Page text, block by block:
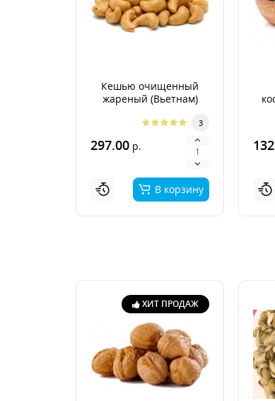
Кешью очищенный
жареный (Вьетнам)
3
297.00 р.
В корзину
ХИТ ПРОДАЖ